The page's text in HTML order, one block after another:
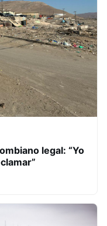
legal: “Yo